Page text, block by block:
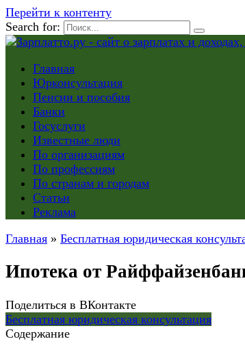
Перейти к контенту
Search for:
Главная
Юрконсультация
Пенсии и пособия
Банки
Госуслуги
Известные люди
По организациям
По профессиям
По странам и городам
Статьи
Реклама
Главная » Бесплатная юридическая
Ипотека от
Поделиться в ВКонтакте
Бесплатная юридическая консультация
Содержание